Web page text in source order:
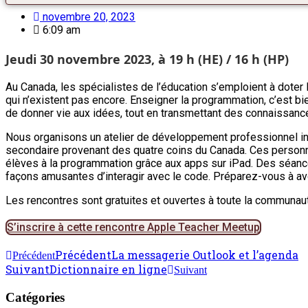
novembre 20, 2023
6:09 am
Jeudi 30 novembre 2023, à 19 h (HE) / 16 h (HP)
Au Canada, les spécialistes de l’éducation s’emploient à
qui n’existent pas encore. Enseigner la programmation, c’est
de donner vie aux idées, tout en transmettant des
Nous organisons un atelier de développement professionnel
secondaire provenant des quatre coins du Canada. Ces
élèves à la programmation grâce aux apps sur iPad. Des
façons amusantes d’interagir avec le code. Préparez-vous à
Les rencontres sont gratuites et ouvertes à toute la
S’inscrire à cette rencontre Apple Teacher Meetup
PrécédentPrécédentLa messagerie Outlook et l’agenda
SuivantDictionnaire en ligne Suivant
Catégories